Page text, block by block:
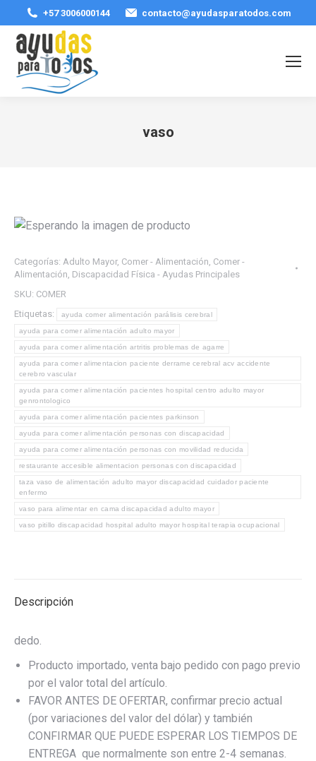
+57 3006000144 contacto@ayudasparatodos.com
vaso
Categorías: Adulto Mayor, Comer - Alimentación, Comer -
Alimentación, Discapacidad Física - Ayudas Principales
SKU: COMER
Etiquetas:
ayuda comer alimentación parálisis cerebral
ayuda para comer alimentación adulto mayor
ayuda para comer alimentación artritis problemas de agarre
ayuda para comer alimentacion paciente derrame cerebral acv accidente
cerebro vascular
ayuda para comer alimentación pacientes hospital centro adulto mayor
genrontologico
ayuda para comer alimentación pacientes parkinson
ayuda para comer alimentación personas con discapacidad
ayuda para comer alimentación personas con movilidad reducida
restaurante accesible alimentacion personas con discapacidad
taza vaso de alimentación adulto mayor discapacidad cuidador paciente
enfermo
vaso para alimentar en cama discapacidad adulto mayor
vaso pitillo discapacidad hospital adulto mayor hospital terapia ocupacional
Descripción
dedo.
Producto importado, venta bajo pedido con pago previo
por el valor total del artículo.
FAVOR ANTES DE OFERTAR, confirmar precio actual
(por variaciones del valor del dólar) y también
CONFIRMAR QUE PUEDE ESPERAR LOS TIEMPOS DE
ENTREGA que normalmente son entre 2-4 semanas.